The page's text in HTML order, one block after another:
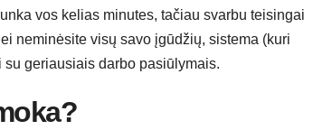
vos kelias minutes, tačiau svarbu teisingai
neminėsite visų savo įgūdžių, sistema (kuri
geriausiais darbo pasiūlymais.